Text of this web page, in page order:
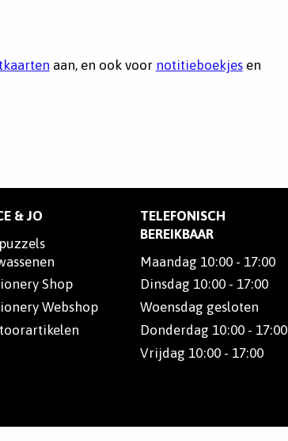
aan, en ook voor notitieboekjesen
& JO
Shop
Webshop
TELEFONISCH
BEREIKBAAR
Maandag 10:00 - 17:00
Dinsdag 10:00 - 17:00
Woensdag gesloten
Donderdag 10:00 - 17:00
Vrijdag 10:00 - 17:00